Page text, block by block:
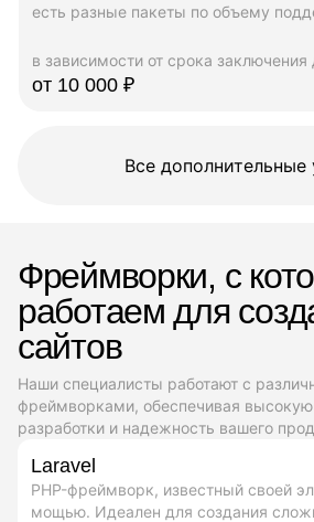
есть разные пакеты по объему
в зависимости от срока заключения
от 10 000 ₽
Все дополнительные
Фреймворки, с
работаем для
сайтов
Наши специалисты работают с
фреймворками, обеспечивая высокую
разработки и надежность вашего
Laravel
PHP-фреймворк, известный своей
мощью. Идеален для создания